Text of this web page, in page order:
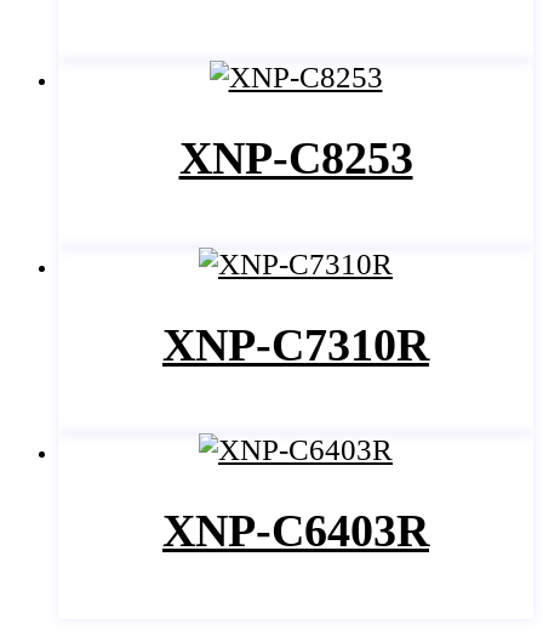
XNP-C8253
XNP-C7310R
XNP-C6403R